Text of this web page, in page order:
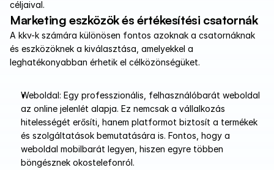
céljaival.
Marketing eszközök és értékesítési csatornák
A kkv-k számára különösen fontos azoknak a csatornáknak
és eszközöknek a kiválasztása, amelyekkel a
leghatékonyabban érhetik el célközönségüket.
Weboldal: Egy professzionális, felhasználóbarát weboldal
az online jelenlét alapja. Ez nemcsak a vállalkozás
hitelességét erősíti, hanem platformot biztosít a termékek
és szolgáltatások bemutatására is. Fontos, hogy a
weboldal mobilbarát legyen, hiszen egyre többen
böngésznek okostelefonról.